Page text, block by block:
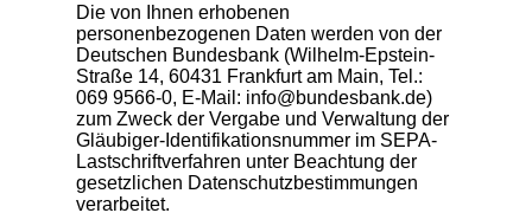
Die von Ihnen erhobenen
personenbezogenen Daten werden von der
Deutschen Bundesbank (Wilhelm-Epstein-
Straße 14, 60431 Frankfurt am Main, Tel.:
069 9566-0, E-Mail: info@bundesbank.de)
zum Zweck der Vergabe und Verwaltung der
Gläubiger-Identifikationsnummer im SEPA-
Lastschriftverfahren unter Beachtung der
gesetzlichen Datenschutzbestimmungen
verarbeitet.